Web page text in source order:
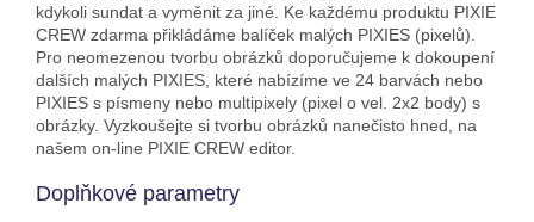
kdykoli sundat a vyměnit za jiné. Ke každému produktu PIXIE
CREW zdarma přikládáme balíček malých PIXIES (pixelů).
Pro neomezenou tvorbu obrázků doporučujeme k dokoupení
dalších malých PIXIES, které nabízíme ve 24 barvách nebo
PIXIES s písmeny nebo multipixely (pixel o vel. 2x2 body) s
obrázky. Vyzkoušejte si tvorbu obrázků nanečisto hned, na
našem on-line PIXIE CREW editor.
Doplňkové parametry